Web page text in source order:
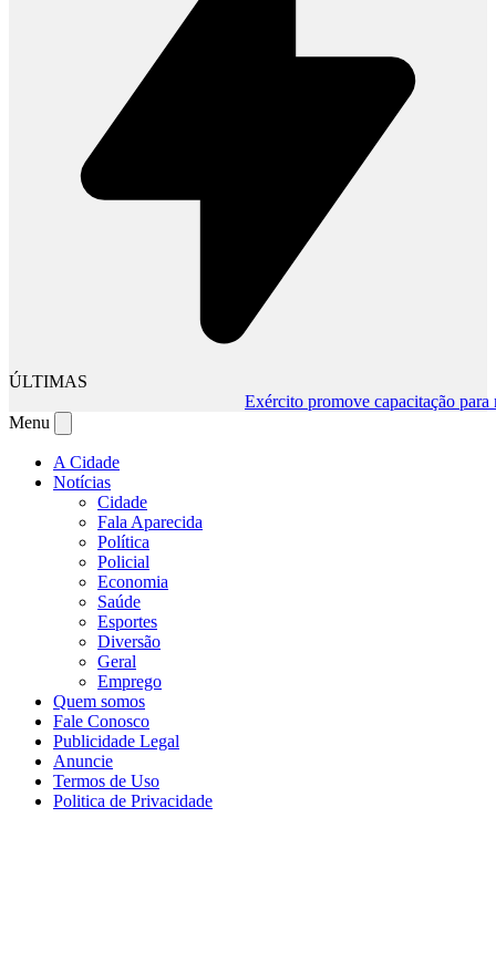
ÚLTIMAS
Exército promove capacitação para
Menu
A Cidade
Notícias
Cidade
Fala Aparecida
Política
Policial
Economia
Saúde
Esportes
Diversão
Geral
Emprego
Quem somos
Fale Conosco
Publicidade Legal
Anuncie
Termos de Uso
Politica de Privacidade